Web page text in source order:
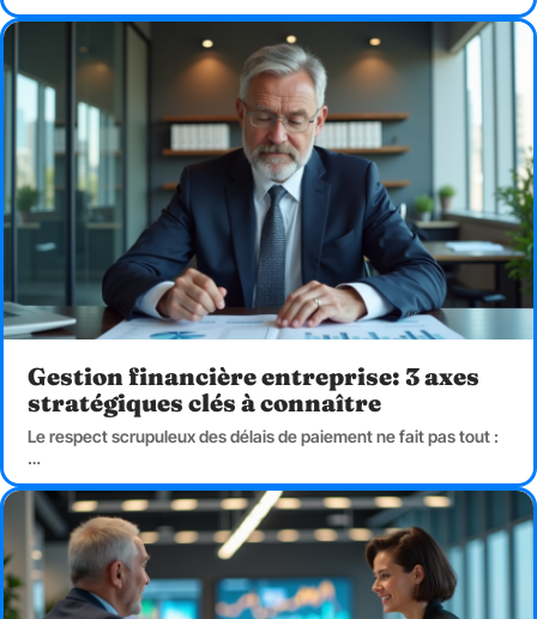
Gestion financière entreprise: 3 axes
stratégiques clés à connaître
Le respect scrupuleux des délais de paiement ne fait pas tout :
…